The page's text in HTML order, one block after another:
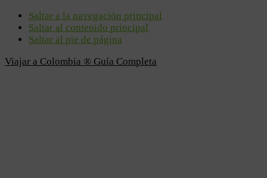
Saltar a la navegación principal
Saltar al contenido principal
Saltar al pie de página
Viajar a Colombia ® Guía Completa